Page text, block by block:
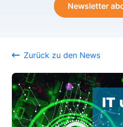
Newsletter
Zurück zu den News